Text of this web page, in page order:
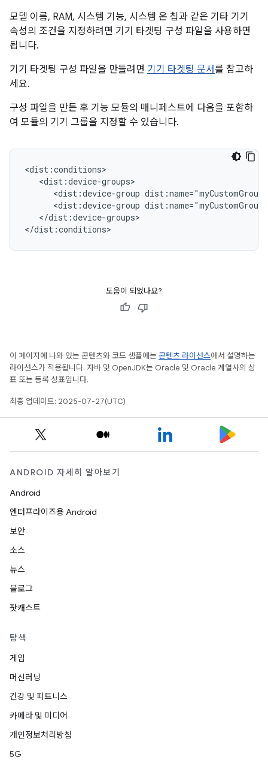
모델 이름, RAM, 시스템 기능, 시스템 온 칩과 같은 기타 기기
속성의 조건을 지정하려면 기기 타겟팅 구성 파일을 사용하면
됩니다.
기기 타겟팅 구성 파일을 만들려면 기기 타겟팅 문서를 참고하
세요.
구성 파일을 만든 후 기능 모듈의 매니페스트에 다음을 포함하
여 모듈의 기기 그룹을 지정할 수 있습니다.
<dist:device-group
<dist:device-group
</dist:device-groups>
도움이 되었나요?
이 페이지에 나와 있는 콘텐츠와 코드 샘플에는 콘텐츠 라이선스에서 설명하는
라이선스가 적용됩니다. 자바 및 OpenJDK는 Oracle 및 Oracle 계열사의 상
표 또는 등록 상표입니다.
최종 업데이트: 2025-07-27(UTC)
ANDROID 자세히 알아보기
Android
엔터프라이즈용 Android
보안
소스
뉴스
블로그
팟캐스트
탐색
게임
머신러닝
건강 및 피트니스
카메라 및 미디어
개인정보처리방침
5G